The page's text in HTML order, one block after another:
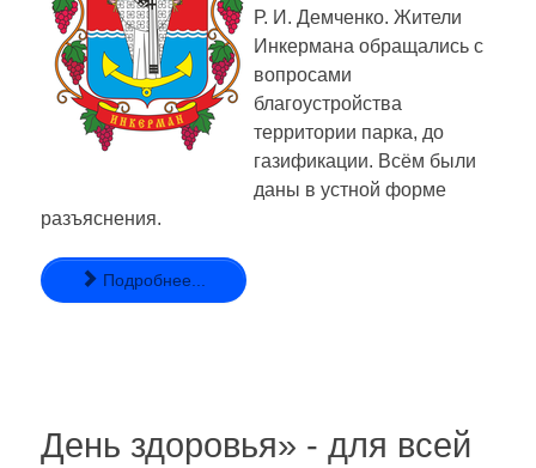
Р. И. Демченко. Жители
Инкермана обращались с
вопросами
благоустройства
территории парка, до
газификации. Всём были
даны в устной форме
разъяснения.
Подробнее...
День здоровья» - для всей